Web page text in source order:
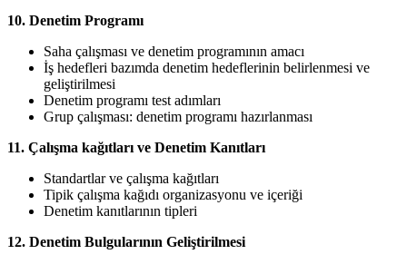
10. Denetim Programı
Saha çalışması ve denetim programının amacı
İş hedefleri bazımda denetim hedeflerinin belirlenmesi ve
geliştirilmesi
Denetim programı test adımları
Grup çalışması: denetim programı hazırlanması
11. Çalışma kağıtları ve Denetim Kanıtları
Standartlar ve çalışma kağıtları
Tipik çalışma kağıdı organizasyonu ve içeriği
Denetim kanıtlarının tipleri
12. Denetim Bulgularının Geliştirilmesi